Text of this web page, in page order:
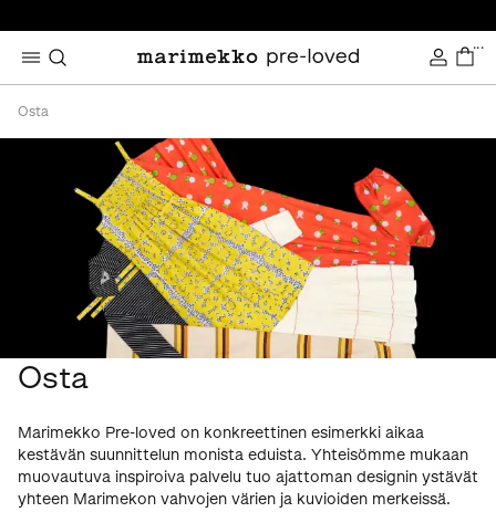
...
Osta
Osta
Marimekko Pre-loved on konkreettinen esimerkki aikaa
kestävän suunnittelun monista eduista. Yhteisömme mukaan
muovautuva inspiroiva palvelu tuo ajattoman designin ystävät
yhteen Marimekon vahvojen värien ja kuvioiden merkeissä.